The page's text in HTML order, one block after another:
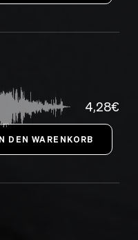
4,28€